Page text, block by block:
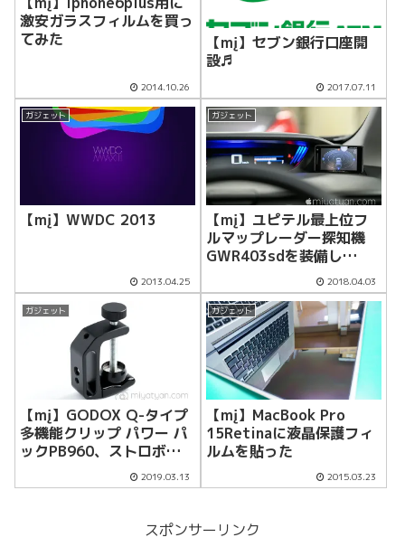
激安ガラスフィルムを買っ
てみた
2014.10.26
【mį】セブン銀行口座開
設♬
2017.07.11
ガジェット
【mį】WWDC 2013
2013.04.25
ガジェット
【mį】ユピテル最上位フ
ルマップレーダー探知機
GWR403sdを装備し
2018.04.03
ガジェット
【mį】GODOX Q-タイプ
多機能クリップ パワー パ
ックPB960、ストロボト
2019.03.13
ガジェット
【mį】MacBook Pro
15Retinaに液晶保護フィ
ルムを貼った
2015.03.23
スポンサーリンク